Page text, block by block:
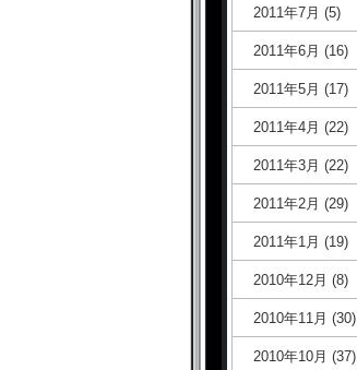
2011年7月 (5)
2011年6月 (16)
2011年5月 (17)
2011年4月 (22)
2011年3月 (22)
2011年2月 (29)
2011年1月 (19)
2010年12月 (8)
2010年11月 (30)
2010年10月 (37)